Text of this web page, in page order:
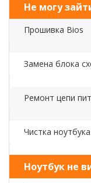
Не могу
Прошивка Bios
Замена блока
Ремонт цепи
Чистка ноутбука
Ноутбук не